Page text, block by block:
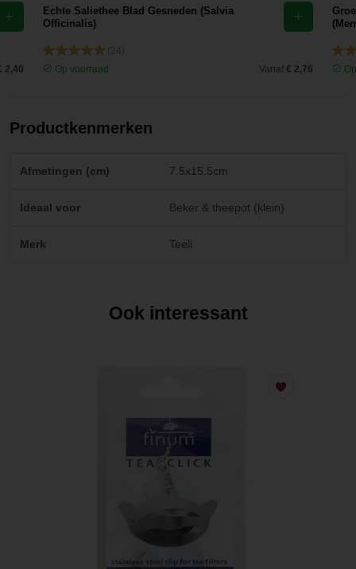
2,40
Echte Saliethee Blad Gesneden (Salvia
Officinalis)
Op voorraad
Vanaf € 2,76
Productkenmerken
Afmetingen (cm) 7.5x15.5cm
Ideaal voor Beker & theepot (klein)
Merk Teeli
Ook interessant